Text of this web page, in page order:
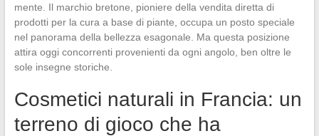
mente. Il marchio bretone, pioniere della vendita diretta di
prodotti per la cura a base di piante, occupa un posto speciale
nel panorama della bellezza esagonale. Ma questa posizione
attira oggi concorrenti provenienti da ogni angolo, ben oltre le
sole insegne storiche.
Cosmetici naturali in Francia: un
terreno di gioco che ha